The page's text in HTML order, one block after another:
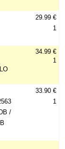
29.99 €
1
34.99 €
1
/
33.90 €
1